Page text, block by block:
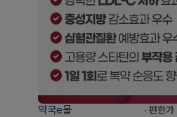
약국e몰 · 편한가